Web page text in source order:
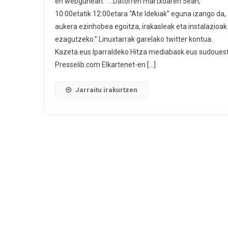
10:00etatik 12:00etara “Ate Idekiak” eguna izango da,
aukera ezinhobea egoitza, irakasleak eta instalazioak
ezagutzeko.” Linuxtarrak garelako twitter kontua.
Kazeta.eus Iparraldeko Hitza mediabask.eus
Presselib.com Elkartenet-en […]
Jarraitu irakurtzen